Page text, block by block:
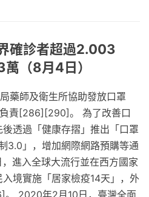
確診者超過2.003
（8月4日）
藥師及衛生所協助發放口罩
責[286][290]。 為了改善口
透過「健康存摺」推出「口罩
3.0」，增加網際網路預購等通
進入全球大流行並在西方國家
境實施「居家檢疫14天」，外
2020年2月10日，臺灣全面